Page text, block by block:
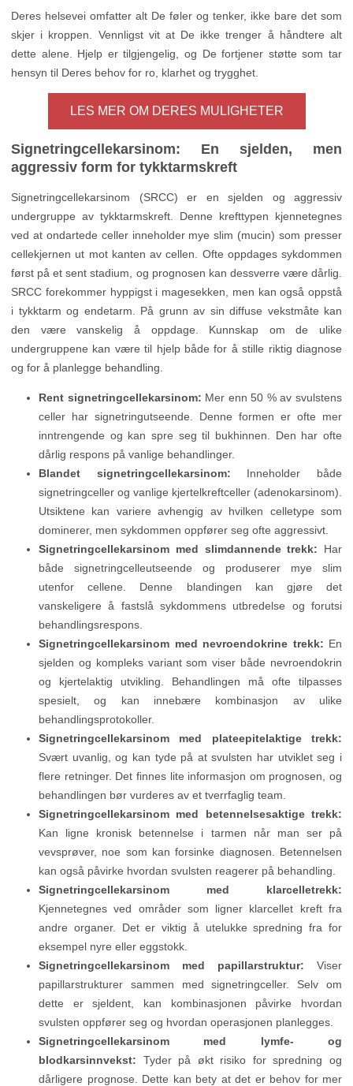
Deres helsevei omfatter alt De føler og tenker, ikke bare det som
skjer i kroppen. Vennligst vit at De ikke trenger å håndtere alt
dette alene. Hjelp er tilgjengelig, og De fortjener støtte som tar
hensyn til Deres behov for ro, klarhet og trygghet.
LES MER OM DERES MULIGHETER
Signetringcellekarsinom: En sjelden, men
aggressiv form for tykktarmskreft
Signetringcellekarsinom (SRCC) er en sjelden og aggressiv
undergruppe av tykktarmskreft. Denne krefttypen kjennetegnes
ved at ondartede celler inneholder mye slim (mucin) som presser
cellekjernen ut mot kanten av cellen. Ofte oppdages sykdommen
først på et sent stadium, og prognosen kan dessverre være dårlig.
SRCC forekommer hyppigst i magesekken, men kan også oppstå
i tykktarm og endetarm. På grunn av sin diffuse vekstmåte kan
den være vanskelig å oppdage. Kunnskap om de ulike
undergruppene kan være til hjelp både for å stille riktig diagnose
og for å planlegge behandling.
Rent signetringcellekarsinom: Mer enn 50 % av svulstens
celler har signetringutseende. Denne formen er ofte mer
inntrengende og kan spre seg til bukhinnen. Den har ofte
dårlig respons på vanlige behandlinger.
Blandet signetringcellekarsinom: Inneholder både
signetringceller og vanlige kjertelkreftceller (adenokarsinom).
Utsiktene kan variere avhengig av hvilken celletype som
dominerer, men sykdommen oppfører seg ofte aggressivt.
Signetringcellekarsinom med slimdannende trekk: Har
både signetringcelleutseende og produserer mye slim
utenfor cellene. Denne blandingen kan gjøre det
vanskeligere å fastslå sykdommens utbredelse og forutsi
behandlingsrespons.
Signetringcellekarsinom med nevroendokrine trekk: En
sjelden og kompleks variant som viser både nevroendokrin
og kjertelaktig utvikling. Behandlingen må ofte tilpasses
spesielt, og kan innebære kombinasjon av ulike
behandlingsprotokoller.
Signetringcellekarsinom med plateepitelaktige trekk:
Svært uvanlig, og kan tyde på at svulsten har utviklet seg i
flere retninger. Det finnes lite informasjon om prognosen, og
behandlingen bør vurderes av et tverrfaglig team.
Signetringcellekarsinom med betennelsesaktige trekk:
Kan ligne kronisk betennelse i tarmen når man ser på
vevsprøver, noe som kan forsinke diagnosen. Betennelsen
kan også påvirke hvordan svulsten reagerer på behandling.
Signetringcellekarsinom med klarcelletrekk:
Kjennetegnes ved områder som ligner klarcellet kreft fra
andre organer. Det er viktig å utelukke spredning fra for
eksempel nyre eller eggstokk.
Signetringcellekarsinom med papillarstruktur: Viser
papillarstrukturer sammen med signetringceller. Selv om
dette er sjeldent, kan kombinasjonen påvirke hvordan
svulsten oppfører seg og hvordan operasjonen planlegges.
Signetringcellekarsinom med lymfe- og
blodkarsinnvekst: Tyder på økt risiko for spredning og
dårligere prognose. Dette kan bety at det er behov for mer